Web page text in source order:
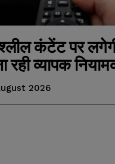
कंटेंट पर
रही व्यापक
2026